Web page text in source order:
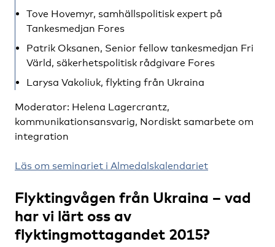
Tove Hovemyr, samhällspolitisk expert på
Tankesmedjan Fores
Patrik Oksanen, Senior fellow tankesmedjan Fri
Värld, säkerhetspolitisk rådgivare Fores
Larysa Vakoliuk, flykting från Ukraina
Moderator: Helena Lagercrantz,
kommunikationsansvarig, Nordiskt samarbete om
integration
Läs om seminariet i Almedalskalendariet
Flyktingvågen från Ukraina – vad
har vi lärt oss av
flyktingmottagandet 2015?